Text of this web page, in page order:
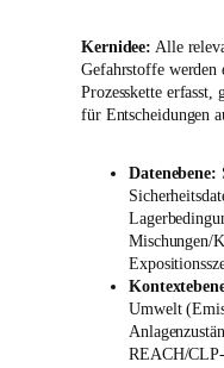
Kernidee: Alle
Gefahrstoffe
Prozesskette
für Entscheidungen
Datenebene:
Mischungen/
Umwelt
REACH/